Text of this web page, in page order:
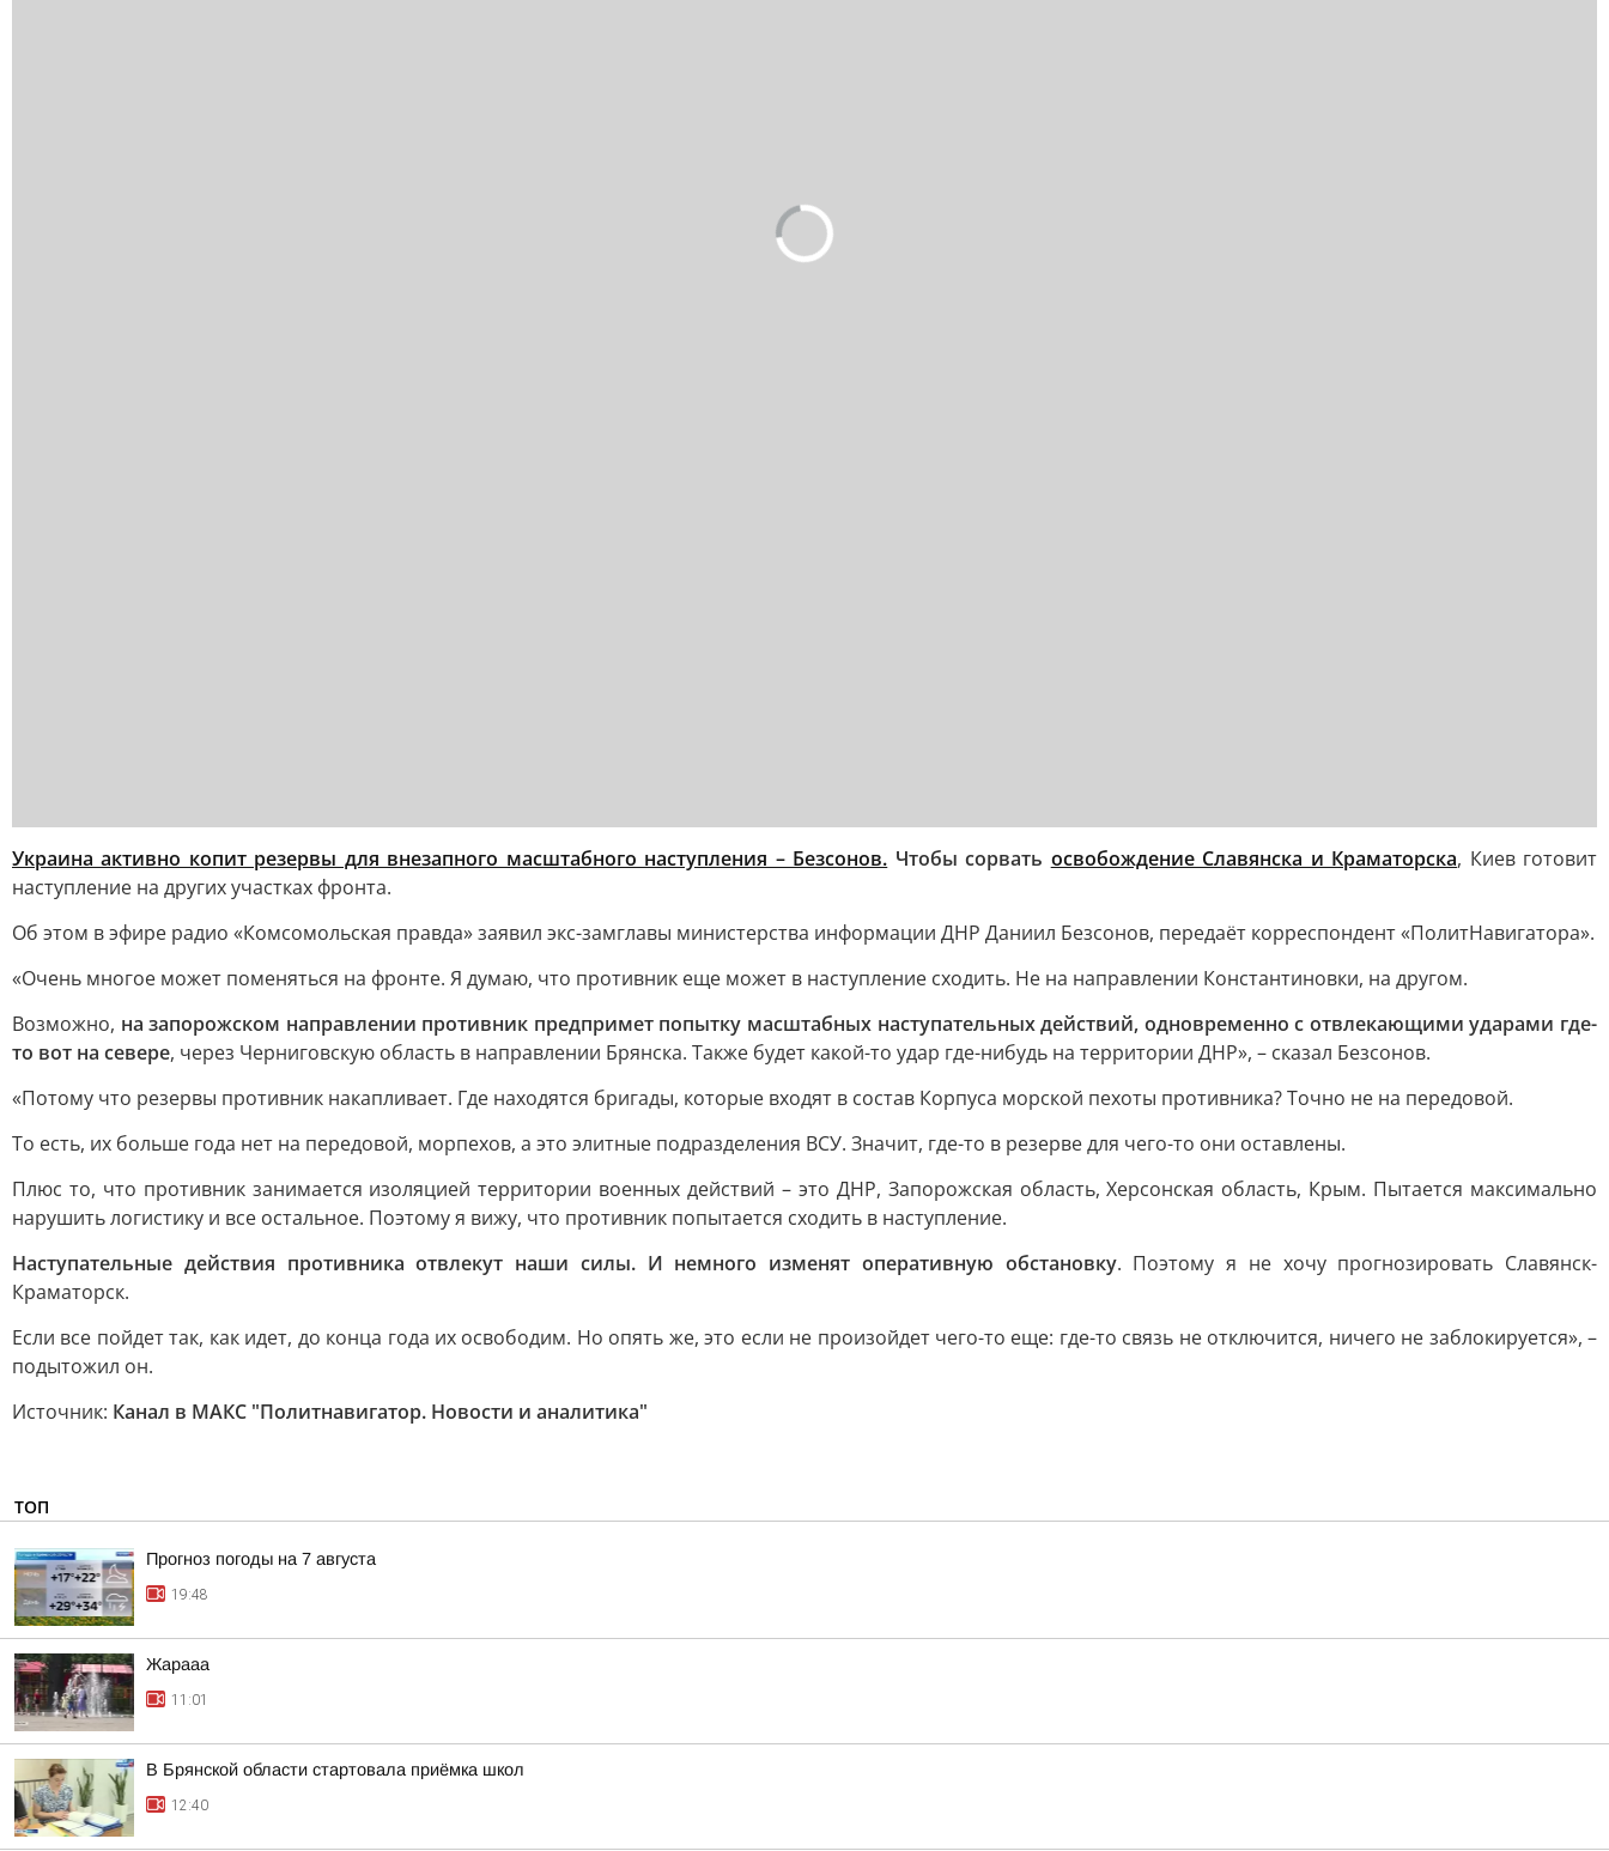
Украина активно копит резервы для внезапного масштабного наступления – Безсонов. Чтобы сорвать освобождение Славянска и Краматорска, Киев готовит
наступление на других участках фронта.
Об этом в эфире радио «Комсомольская правда» заявил экс-замглавы министерства информации ДНР Даниил Безсонов, передаёт корреспондент «ПолитНавигатора».
«Очень многое может поменяться на фронте. Я думаю, что противник еще может в наступление сходить. Не на направлении Константиновки, на другом.
Возможно, на запорожском направлении противник предпримет попытку масштабных наступательных действий, одновременно с отвлекающими ударами где-
то вот на севере, через Черниговскую область в направлении Брянска. Также будет какой-то удар где-нибудь на территории ДНР», – сказал Безсонов.
«Потому что резервы противник накапливает. Где находятся бригады, которые входят в состав Корпуса морской пехоты противника? Точно не на передовой.
То есть, их больше года нет на передовой, морпехов, а это элитные подразделения ВСУ. Значит, где-то в резерве для чего-то они оставлены.
Плюс то, что противник занимается изоляцией территории военных действий – это ДНР, Запорожская область, Херсонская область, Крым. Пытается максимально
нарушить логистику и все остальное. Поэтому я вижу, что противник попытается сходить в наступление.
Наступательные действия противника отвлекут наши силы. И немного изменят оперативную обстановку. Поэтому я не хочу прогнозировать Славянск-
Краматорск.
Если все пойдет так, как идет, до конца года их освободим. Но опять же, это если не произойдет чего-то еще: где-то связь не отключится, ничего не заблокируется», –
подытожил он.
Источник: Канал в МАКС "Политнавигатор. Новости и аналитика"
ТОП
Прогноз погоды на 7 августа
19:48
Жарааа
11:01
В Брянской области стартовала приёмка школ
12:40